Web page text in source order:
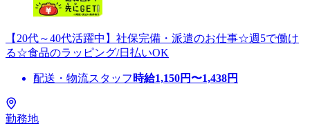
【20代～40代活躍中】社保完備・派遣のお仕事☆週5で働け
る☆食品のラッピング/日払いOK
配送・物流スタッフ 時給1,150円〜1,438円
勤務地